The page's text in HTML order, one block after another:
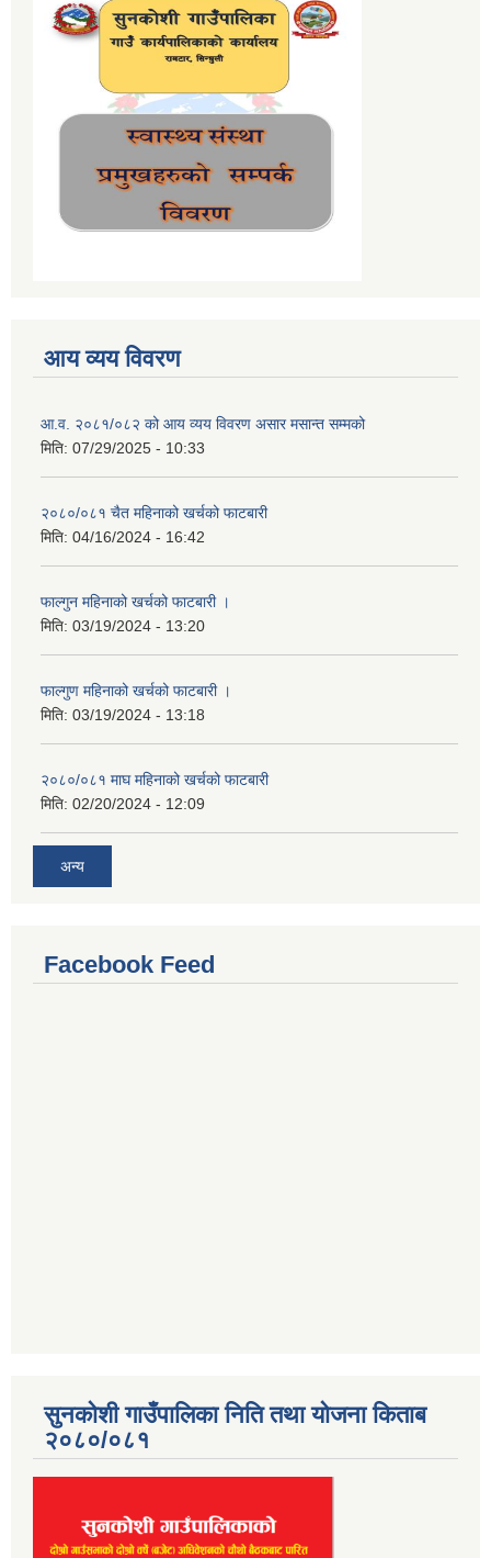
आय व्यय विवरण
आ.व. २०८१/०८२ को आय व्यय विवरण असार मसान्त सम्मको
मिति: 07/29/2025 - 10:33
२०८०/०८१ चैत महिनाको खर्चको फाटबारी
मिति: 04/16/2024 - 16:42
फाल्गुन महिनाको खर्चको फाटबारी ।
मिति: 03/19/2024 - 13:20
फाल्गुण महिनाको खर्चको फाटबारी ।
मिति: 03/19/2024 - 13:18
२०८०/०८१ माघ महिनाको खर्चको फाटबारी
मिति: 02/20/2024 - 12:09
अन्य
Facebook Feed
सुनकोशी गाउँपालिका निति तथा योजना किताब
२०८०/०८१